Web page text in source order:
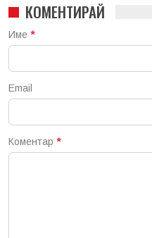
КОМЕНТИРАЙ
Име *
Email
Коментар *